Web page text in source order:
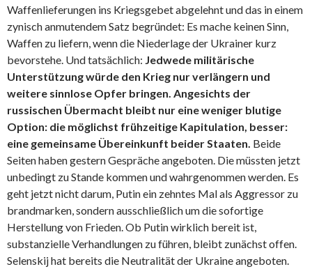
Waffenlieferungen ins Kriegsgebet abgelehnt und das in einem
zynisch anmutendem Satz begründet: Es mache keinen Sinn,
Waffen zu liefern, wenn die Niederlage der Ukrainer kurz
bevorstehe. Und tatsächlich: Jedwede militärische
Unterstützung würde den Krieg nur verlängern und
weitere sinnlose Opfer bringen. Angesichts der
russischen Übermacht bleibt nur eine weniger blutige
Option: die möglichst frühzeitige Kapitulation, besser:
eine gemeinsame Übereinkunft beider Staaten. Beide
Seiten haben gestern Gespräche angeboten. Die müssten jetzt
unbedingt zu Stande kommen und wahrgenommen werden. Es
geht jetzt nicht darum, Putin ein zehntes Mal als Aggressor zu
brandmarken, sondern ausschließlich um die sofortige
Herstellung von Frieden. Ob Putin wirklich bereit ist,
substanzielle Verhandlungen zu führen, bleibt zunächst offen.
Selenskij hat bereits die Neutralität der Ukraine angeboten.